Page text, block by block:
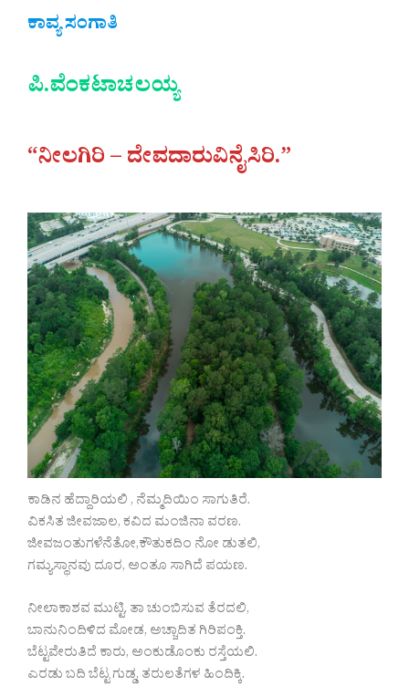
ಕಾವ್ಯ ಸಂಗಾತಿ
ಪಿ.ವೆಂಕಟಾಚಲಯ್ಯ
“ನೀಲಗಿರಿ – ದೇವದಾರುವಿನೈಸಿರಿ.”
ಕಾಡಿನ ಹೆದ್ದಾರಿಯಲಿ , ನೆಮ್ಮದಿಯಿಂ ಸಾಗುತಿರೆ.
ವಿಕಸಿತ ಜೀವಜಾಲ, ಕವಿದ ಮಂಜಿನಾ ವರಣ.
ಜೀವಜಂತುಗಳೆನೆತೋ,ಕೌತುಕದಿಂ ನೋ ಡುತಲಿ,
ಗಮ್ಯಸ್ಥಾನವು ದೂರ, ಅಂತೂ ಸಾಗಿದೆ ಪಯಣ.
ನೀಲಾಕಾಶವ ಮುಟ್ಟಿ, ತಾ ಚುಂಬಿಸುವ ತೆರದಲಿ,
ಬಾನುನಿಂದಿಳಿದ ಮೋಡ, ಅಚ್ಚಾದಿತ ಗಿರಿಪಂಕ್ತಿ.
ಬೆಟ್ಟವೇರುತಿದೆ ಕಾರು, ಅಂಕುಡೊಂಕು ರಸ್ತೆಯಲಿ.
ಎರಡು ಬದಿ ಬೆಟ್ಟ ಗುಡ್ಡ, ತರುಲತೆಗಳ ಹಿಂದಿಕ್ಕಿ.